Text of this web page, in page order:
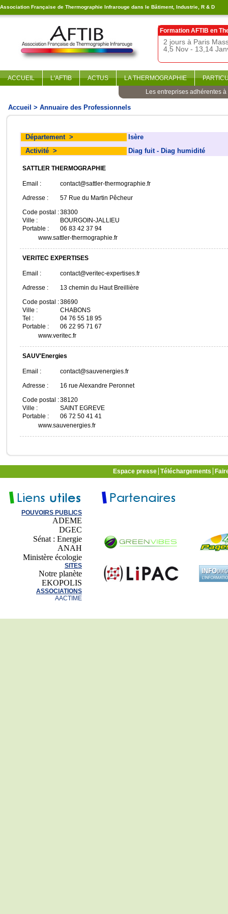
Association Française de Thermographie Infrarouge dans le Bâtiment, Industrie, R & D
Formation AFTIB en
2 jours à Paris
4,5 Nov - 13,14
ACCUEIL L'AFTIB ACTUS LA THERMOGRAPHIE
Les entreprises adhérentes à
Accueil > Annuaire des Professionnels
Département >
Isère
Activité > Diag fuit - Diag humidité
SATTLER THERMOGRAPHIE
Email :
contact@sattler-thermographie.fr
Adresse :
57 Rue du Martin Pêcheur
Code postal :38300
Ville :
BOURGOIN-JALLIEU
Portable :
06 83 42 37 94
www.sattler-thermographie.fr
VERITEC EXPERTISES
Email :
contact@veritec-expertises.fr
Adresse :
13 chemin du Haut Breillière
Code postal :38690
Ville :
CHABONS
Tel :
04 76 55 18 95
Portable :
06 22 95 71 67
www.veritec.fr
SAUV'Energies
Email :
contact@sauvenergies.fr
Adresse :
16 rue Alexandre Peronnet
Code postal :38120
Ville :
SAINT EGREVE
Portable :
06 72 50 41 41
www.sauvenergies.fr
Espace presse Téléchargements
POUVOIRS PUBLICS
ADEME
DGEC
Sénat : Energie
ANAH
Ministère écologie
SITES
Notre planète
EKOPOLIS
ASSOCIATIONS
AACTIME